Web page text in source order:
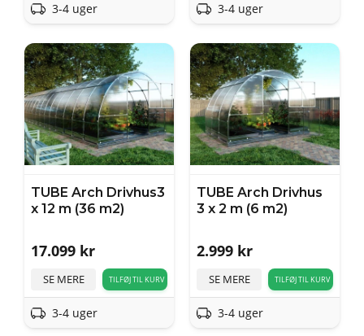
3-4 uger 3-4 uger
TUBE Arch Drivhus3
x 12 m (36 m2)
17.099 kr
SE MERE TILFØJ TIL KURV
3-4 uger
TUBE Arch Drivhus
3 x 2 m (6 m2)
2.999 kr
SE MERE TILFØJ TIL KURV
3-4 uger